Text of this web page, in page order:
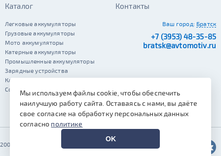
Каталог
Легковые аккумуляторы
Грузовые аккумуляторы
Мото аккумуляторы
Катерные аккумуляторы
Промышленные аккумуляторы
Зарядные устройства
Клеммы
Сопутствующие автотовары
Контакты
Ваш город: Братск
+7 (3953) 48-35-85
bratsk@avtomotiv.ru
2002–2026 © Автомотив
Мы используем файлы cookie, чтобы обеспечить
наилучшую работу сайта. Оставаясь с нами, вы даёте
свое согласие на обработку персональных данных
согласно политике
OK